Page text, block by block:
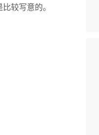
较写意的。